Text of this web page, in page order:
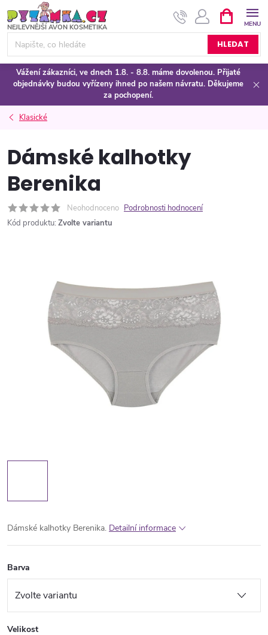
na
obsah
HLEDAT
NÁKUPNÍ
KOŠÍK
Vážení zákazníci, ve dnech 1.8. - 8.8. máme dovolenou. Přijaté
objednávky budou vyřízeny ihned po našem návratu. Děkujeme
za pochopení.
Klasické
Dámské kalhotky
Berenika
Neohodnoceno Podrobnosti hodnocení
Kód produktu: Zvolte variantu
Dámské kalhotky Berenika. Detailní informace
Barva
Velikost